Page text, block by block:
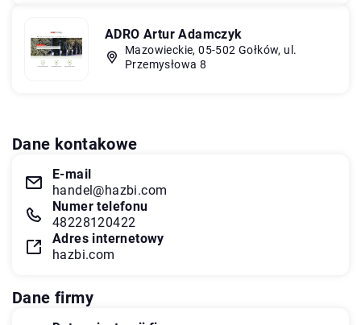
ADRO Artur Adamczyk
Mazowieckie, 05-502 Gołków, ul.
Przemysłowa 8
Dane kontakowe
E-mail
handel@hazbi.com
Numer telefonu
48228120422
Adres internetowy
hazbi.com
Dane firmy